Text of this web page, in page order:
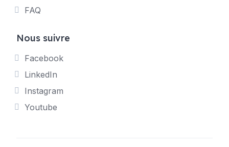
FAQ
Nous suivre
Facebook
LinkedIn
Instagram
Youtube